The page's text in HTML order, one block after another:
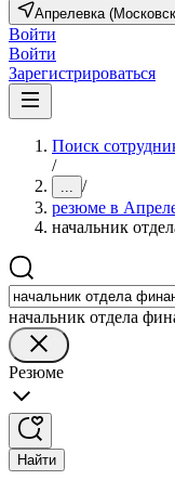
Апрелевка
Войти
Войти
Зарегистрироваться
Поиск
/
... /
резюме в
начальник
начальник отдела
Резюме
Найти